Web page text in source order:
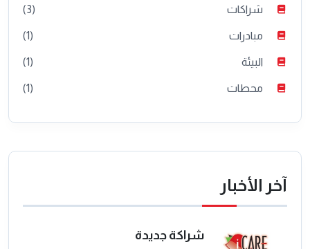
شراكات (3)
مبادرات (1)
البيئة (1)
محطات (1)
آخر الأخبار
شراكة جديدة